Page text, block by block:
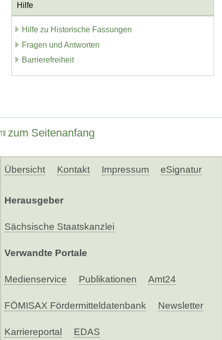
Hilfe
Hilfe zu Historische Fassungen
Fragen und Antworten
Barrierefreiheit
zum Seitenanfang
Übersicht Kontakt Impressum eSignatur
Herausgeber
Sächsische Staatskanzlei
Verwandte Portale
Medienservice Publikationen Amt24
FÖMISAX Fördermitteldatenbank Newsletter
Karriereportal EDAS